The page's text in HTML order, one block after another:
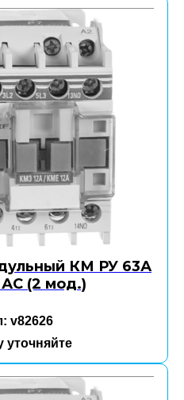
КМ РУ 63А
АС (2 мод.)
v82626
уточняйте